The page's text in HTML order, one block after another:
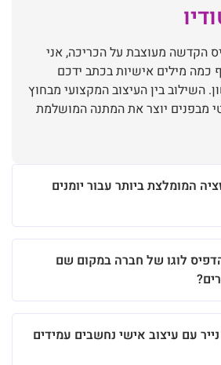
הקדשה מעוצבת על הכריכה, אני
כמה מילים אישיות בכתב ידכם
השילוב בין העיצוב המקצועי מבחוץ
מבפנים יוצר את המתנה המושלמת
המומלצת ביותר עבור יומנים
לוגו של חברה במקום שם
עם עיצוב אישי נחשבים עמידים